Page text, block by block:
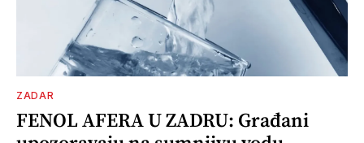
ZADAR
FENOL AFERA U ZADRU: Građani